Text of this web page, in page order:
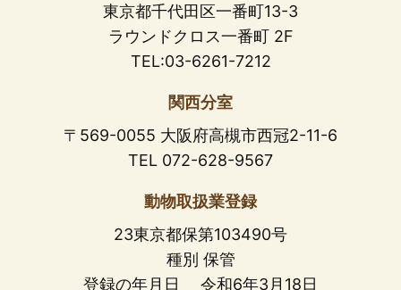
東京都千代田区一番町13-3
ラウンドクロス一番町 2F
TEL:03-6261-7212
関西分室
〒569-0055 大阪府高槻市西冠2-11-6
TEL 072-628-9567
動物取扱業登録
23東京都保第103490号
種別 保管
登録の年月日 令和6年3月18日